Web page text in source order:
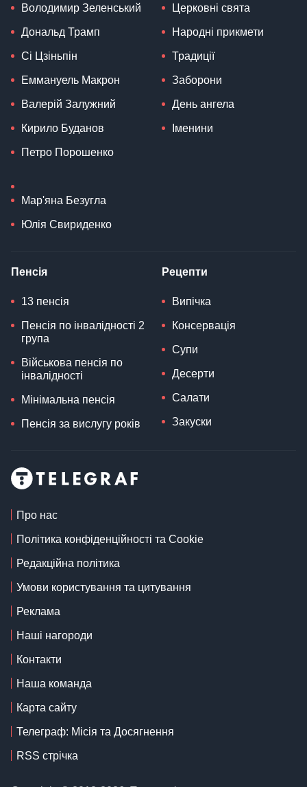
Володимир Зеленський
Дональд Трамп
Сі Цзіньпін
Еммануель Макрон
Валерій Залужний
Кирило Буданов
Петро Порошенко
Мар'яна Безугла
Юлія Свириденко
Церковні свята
Народні прикмети
Традиції
Заборони
День ангела
Іменини
Пенсія
13 пенсія
Пенсія по інвалідності 2
група
Військова пенсія по
інвалідності
Мінімальна пенсія
Пенсія за вислугу років
Рецепти
Випічка
Консервація
Супи
Десерти
Салати
Закуски
Про нас
Політика конфіденційності та Cookie
Редакційна політика
Умови користування та цитування
Реклама
Наші нагороди
Контакти
Наша команда
Карта сайту
Телеграф: Місія та Досягнення
RSS стрічка